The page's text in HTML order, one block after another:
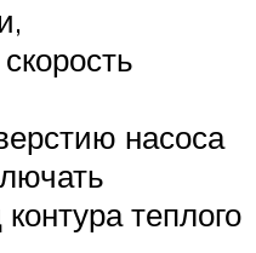
насоса
теплого